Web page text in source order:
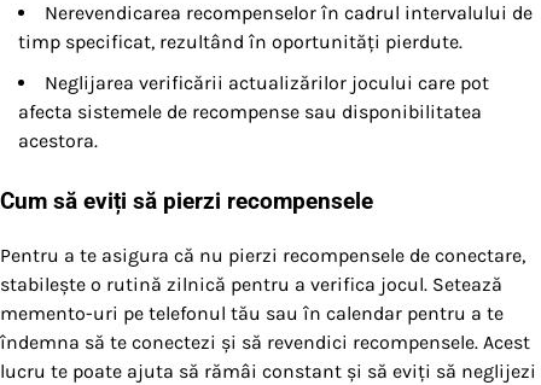
Nerevendicarea recompenselor în cadrul intervalului de
timp specificat, rezultând în oportunități pierdute.
Neglijarea verificării actualizărilor jocului care pot
afecta sistemele de recompense sau disponibilitatea
acestora.
Cum să eviți să pierzi recompensele
Pentru a te asigura că nu pierzi recompensele de conectare,
stabilește o rutină zilnică pentru a verifica jocul. Setează
memento-uri pe telefonul tău sau în calendar pentru a te
îndemna să te conectezi și să revendici recompensele. Acest
lucru te poate ajuta să rămâi constant și să eviți să neglijezi